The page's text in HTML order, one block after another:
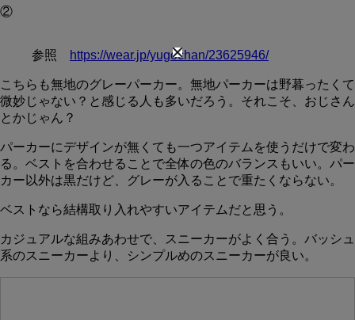
②
参照 https://wear.jp/yugochan/23625946/
こちらも無地のグレーパーカー。無地パーカーは野暮ったくて
微妙じゃない？と感じる人も多いだろう。それこそ、おじさん
とかじゃん？
パーカーにデザインが無くても一つアイテムを使うだけで変わ
る。ベストを合わせることで全体の色のバランスもいい。パー
カー以外は黒だけど、グレーが入ることで重たくならない。
ベストなら結構取り入れやすいアイテムだと思う。
カジュアルな組みあわせで、スニーカーがよく合う。バッシュ
系のスニーカーより、シンプルめのスニーカーが良い。